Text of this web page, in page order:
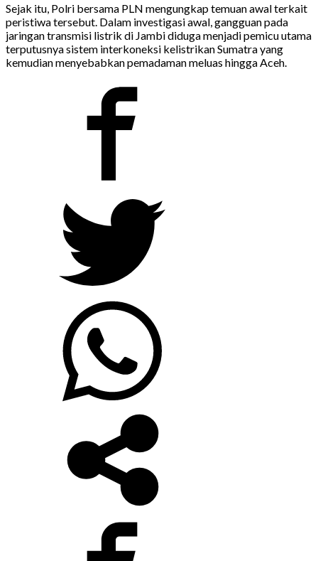
Sejak itu, Polri bersama PLN mengungkap temuan awal terkait
peristiwa tersebut. Dalam investigasi awal, gangguan pada
jaringan transmisi listrik di Jambi diduga menjadi pemicu utama
terputusnya sistem interkoneksi kelistrikan Sumatra yang
kemudian menyebabkan pemadaman meluas hingga Aceh.